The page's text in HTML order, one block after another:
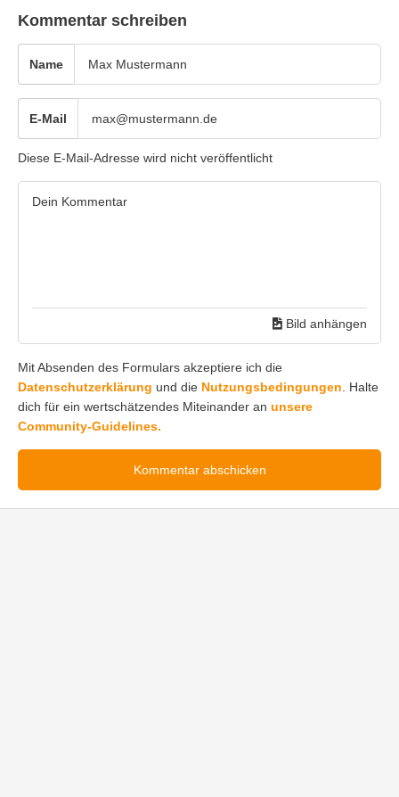
Kommentar schreiben
Name
E-Mail
Diese E-Mail-Adresse wird nicht veröffentlicht
Bild anhängen
Mit Absenden des Formulars akzeptiere ich die
Datenschutzerklärung und die Nutzungsbedingungen . Halte
dich für ein wertschätzendes Miteinander an unsere
Community-Guidelines.